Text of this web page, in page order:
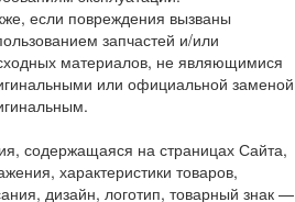
если повреждения вызваны
запчастей и/или
материалов, не являющимися
или официальной заменой
содержащаяся на страницах Сайта,
характеристики товаров,
дизайн, логотип, товарный знак —